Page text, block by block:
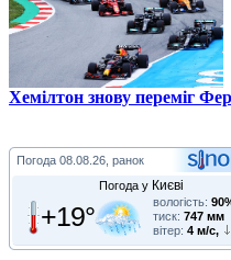
Хемілтон знову переміг
Погода 08.08.26, ранок
Погода у Києві
+19° вологість:
тиск: 747 мм
вітер: 4 м/с,